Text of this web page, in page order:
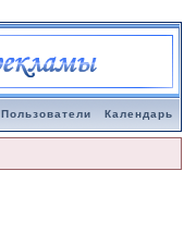
Пользователи Календарь